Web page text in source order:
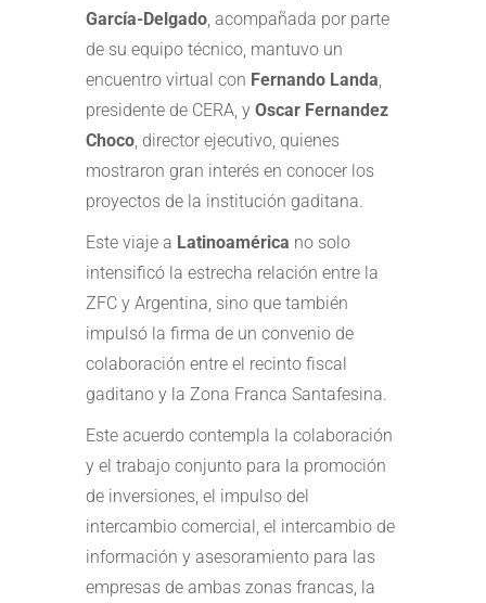
García-Delgado , acompañada por parte
de su equipo técnico, mantuvo un
encuentro virtual con Fernando Landa
presidente de CERA, y Oscar Fernandez
Choco , director ejecutivo, quienes
mostraron gran interés en conocer los
proyectos de la institución gaditana.
Este viaje a Latinoamérica no solo
intensificó la estrecha relación entre la
ZFC y Argentina, sino que también
impulsó la firma de un convenio de
colaboración entre el recinto fiscal
gaditano y la Zona Franca Santafesina.
Este acuerdo contempla la colaboración
y el trabajo conjunto para la promoción
de inversiones, el impulso del
intercambio comercial, el intercambio de
información y asesoramiento para las
empresas de ambas zonas francas, la